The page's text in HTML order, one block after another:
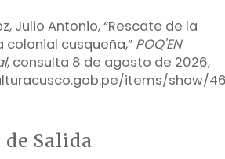
Julio Antonio, “Rescate de la
cusqueña,” POQ'EN
, consulta 8 de agosto de 2026,
items/show/
Salida